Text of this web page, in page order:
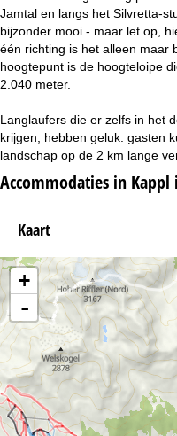
n
a
Jamtal en langs het Silvretta-
bijzonder mooi - maar let op,
één richting is het alleen maar
hoogtepunt is de hoogteloipe
2.040 meter.
Langlaufers die er zelfs in het
krijgen, hebben geluk: gasten
landschap op de 2 km lange
Accommodaties in Kappl
Kaart
+
-